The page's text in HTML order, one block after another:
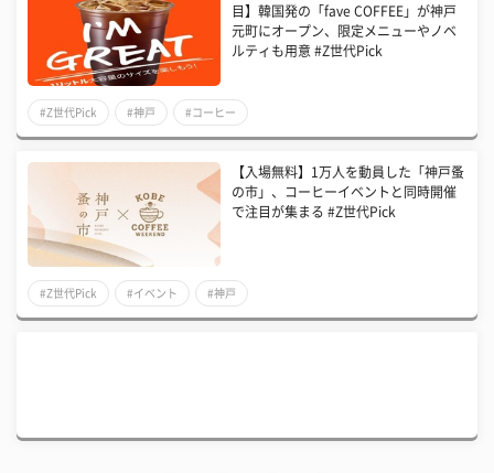
目】韓国発の「fave COFFEE」が神戸
元町にオープン、限定メニューやノベ
ルティも用意 #Z世代Pick
#Z世代Pick #神戸 #コーヒー
【入場無料】1万人を動員した「神戸蚤
の市」、コーヒーイベントと同時開催
で注目が集まる #Z世代Pick
#Z世代Pick #イベント #神戸